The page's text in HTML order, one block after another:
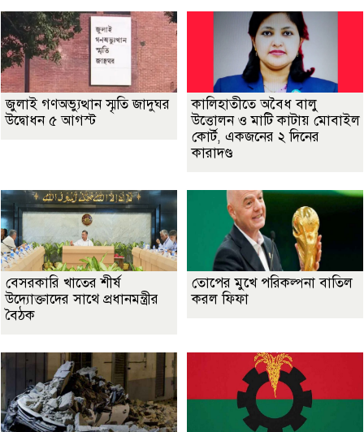
জুলাই গণঅভ্যুত্থান স্মৃতি জাদুঘর
উদ্বোধন ৫ আগস্ট
কালিহাতীতে অবৈধ বালু
উত্তোলন ও মাটি কাটায় মোবাইল
কোর্ট, একজনের ২ দিনের
কারাদণ্ড
বেসরকারি খাতের শীর্ষ
উদ্যোক্তাদের সাথে প্রধানমন্ত্রীর
বৈঠক
তোপের মুখে পরিকল্পনা বাতিল
করল ফিফা